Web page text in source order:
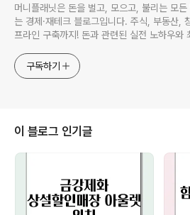
머니플래닛은 돈을 벌고, 모으고, 불리는 모
는 경제·재테크 블로그입니다. 주식, 부동산,
프라인 구축까지! 돈과 관련된 실전 노하우와
구독하기
이 블로그 인기글